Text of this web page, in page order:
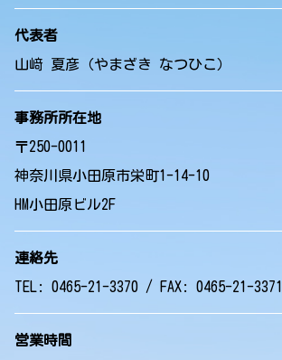
代表者
山﨑 夏彦（やまざき なつひこ）
事務所所在地
〒250-0011
神奈川県小田原市栄町1-14-10
HM小田原ビル2F
連絡先
TEL: 0465-21-3370 / FAX: 0465-21-3371
営業時間